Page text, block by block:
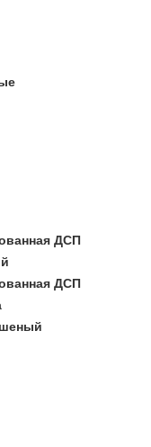
ДСП
ДСП